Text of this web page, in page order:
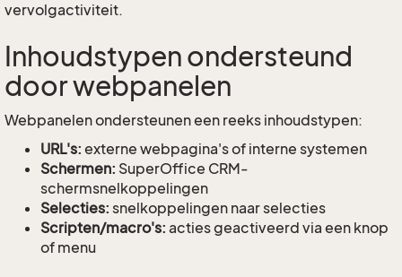
vervolgactiviteit.
Inhoudstypen ondersteund
door webpanelen
Webpanelen ondersteunen een reeks inhoudstypen:
URL's: externe webpagina's of interne systemen
Schermen: SuperOffice CRM-
schermsnelkoppelingen
Selecties: snelkoppelingen naar selecties
Scripten/macro's: acties geactiveerd via een knop
of menu